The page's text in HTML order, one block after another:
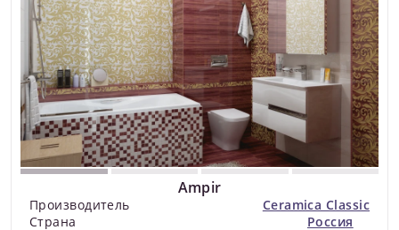
Ampir
Производитель
Ceramica Classic
Страна
Россия